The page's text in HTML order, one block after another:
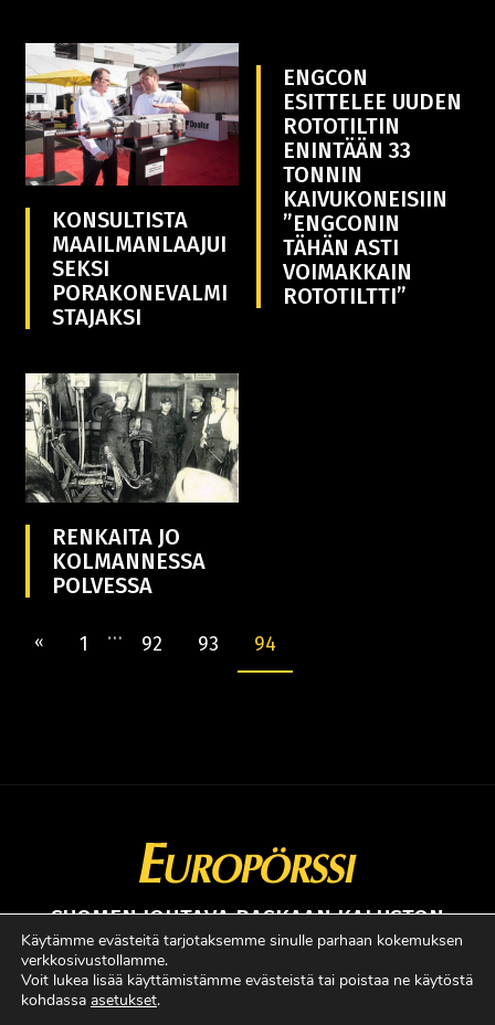
KONSULTISTA
MAAILMANLAAJUI
SEKSI
PORAKONEVALMI
STAJAKSI
ENGCON
ESITTELEE UUDEN
ROTOTILTIN
ENINTÄÄN 33
TONNIN
KAIVUKONEISIIN
”ENGCONIN
TÄHÄN ASTI
VOIMAKKAIN
ROTOTILTTI”
RENKAITA JO
KOLMANNESSA
POLVESSA
« 1 … 92 93 94
SUOMEN JOHTAVA RASKAAN KALUSTON
ERIKOISLEHTI
Copyright © Faktavisa Oy / Europörssi 2017. All Rights Reserved.
Käytämme evästeitä tarjotaksemme sinulle parhaan kokemuksen
verkkosivustollamme.
Voit lukea lisää käyttämistämme evästeistä tai poistaa ne käytöstä
kohdassa asetukset.